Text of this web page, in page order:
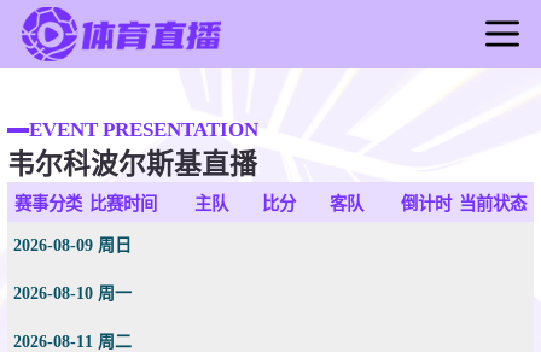
足球直播
篮球直播
足球录像
篮球新闻
EVENT PRESENTATION
韦尔科波尔斯基直播
赛事分类 比赛时间 主队 比分 客队 倒计时 当前状态
2026-08-09 周日
2026-08-10 周一
2026-08-11 周二